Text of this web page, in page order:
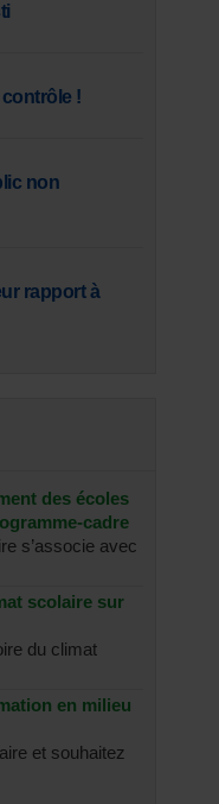
!
non
rapport à
des écoles
cadre
s’associe avec
scolaire sur
du climat
en milieu
et souhaitez